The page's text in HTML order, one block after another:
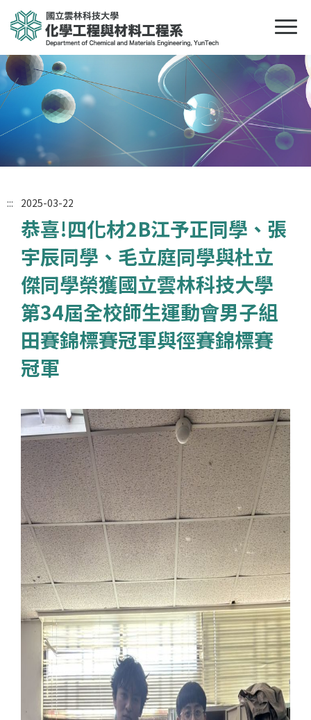
::: 2025-03-22
恭喜!四化材2B江予正同學、張
宇辰同學、毛立庭同學與杜立
傑同學榮獲國立雲林科技大學
第34屆全校師生運動會男子組
田賽錦標賽冠軍與徑賽錦標賽
冠軍